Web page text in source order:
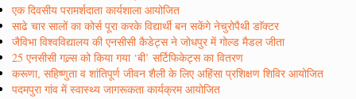
एक दिवसीय परामर्शदाता कार्यशाला आयोजित
साढे चार सालों का कोर्स पूरा करके विद्यार्थी बन सकेंगे नेचुरोपैथी डाॅक्टर
जैविभा विश्वविद्यालय की एनसीसी कैडेट्स ने जोधपुर में गोल्ड मैडल जीता
25 एनसीसी गल्र्स को किया गया ‘बी’ सर्टिफिकेट्स का वितरण
करूणा, सहिष्णुता व शांतिपूर्ण जीवन शैली के लिए अहिंसा प्रशिक्षण शिविर आयोजित
पदमपुरा गांव में स्वास्थ्य जागरूकता कार्यक्रम आयोजित